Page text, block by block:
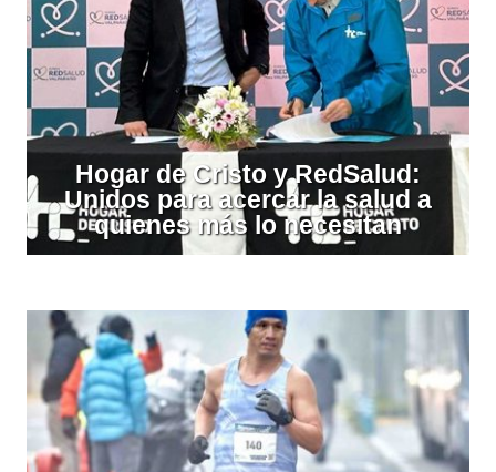
Hogar de Cristo y RedSalud:
Unidos para acercar la salud a
quienes más lo necesitan